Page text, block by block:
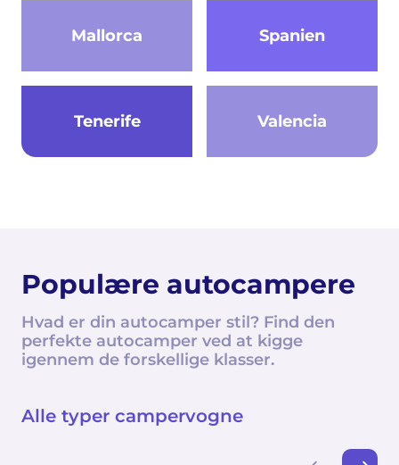
Mallorca Spanien
Tenerife Valencia
Populære autocampere
Hvad er din autocamper stil? Find den
perfekte autocamper ved at kigge
igennem de forskellige klasser.
Alle typer campervogne